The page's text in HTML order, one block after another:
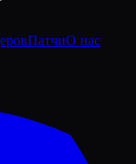
ПатчиО нас